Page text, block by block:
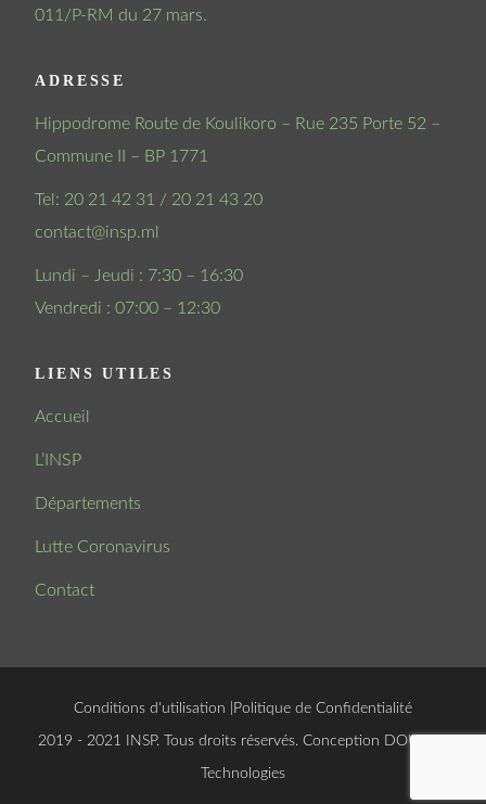
011/P-RM du 27 mars.
ADRESSE
Hippodrome Route de Koulikoro – Rue 235 Porte 52 –
Commune II – BP 1771
Tel: 20 21 42 31 / 20 21 43 20
contact@insp.ml
Lundi – Jeudi : 7:30 – 16:30
Vendredi : 07:00 – 12:30
LIENS UTILES
Accueil
L’INSP
Départements
Lutte Coronavirus
Contact
Conditions d'utilisation Politique de Confidentialité
© 2019 - 2021 INSP. Tous droits réservés. Conception DOUCSOFT
Technologies